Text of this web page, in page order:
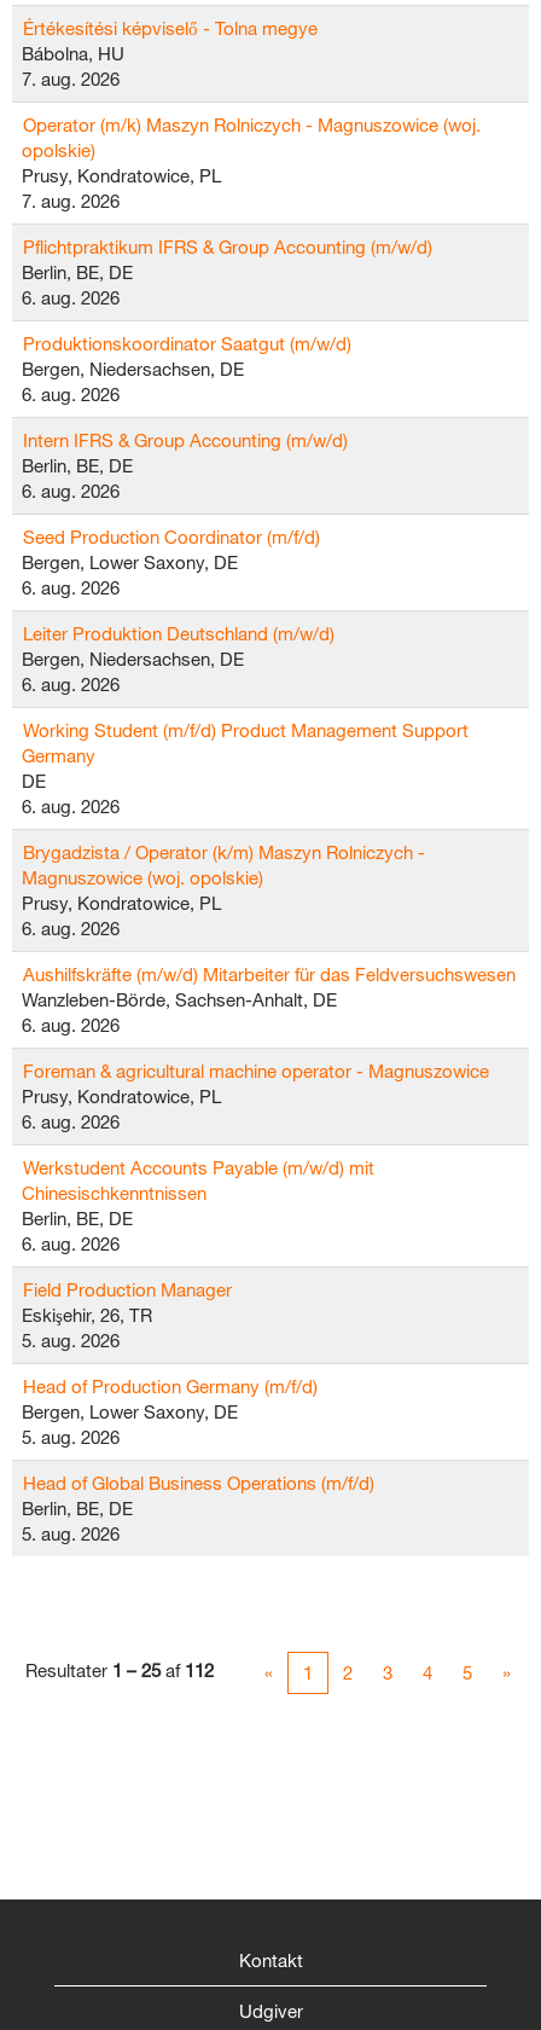
Értékesítési képviselő - Tolna megye
Bábolna, HU
7. aug. 2026
Operator (m/k) Maszyn Rolniczych - Magnuszowice (woj.
opolskie)
Prusy, Kondratowice, PL
7. aug. 2026
Pflichtpraktikum IFRS & Group Accounting (m/w/d)
Berlin, BE, DE
6. aug. 2026
Produktionskoordinator Saatgut (m/w/d)
Bergen, Niedersachsen, DE
6. aug. 2026
Intern IFRS & Group Accounting (m/w/d)
Berlin, BE, DE
6. aug. 2026
Seed Production Coordinator (m/f/d)
Bergen, Lower Saxony, DE
6. aug. 2026
Leiter Produktion Deutschland (m/w/d)
Bergen, Niedersachsen, DE
6. aug. 2026
Working Student (m/f/d) Product Management Support
Germany
DE
6. aug. 2026
Brygadzista / Operator (k/m) Maszyn Rolniczych -
Magnuszowice (woj. opolskie)
Prusy, Kondratowice, PL
6. aug. 2026
Aushilfskräfte (m/w/d) Mitarbeiter für das Feldversuchswesen
Wanzleben-Börde, Sachsen-Anhalt, DE
6. aug. 2026
Foreman & agricultural machine operator - Magnuszowice
Prusy, Kondratowice, PL
6. aug. 2026
Werkstudent Accounts Payable (m/w/d) mit
Chinesischkenntnissen
Berlin, BE, DE
6. aug. 2026
Field Production Manager
Eskişehir, 26, TR
5. aug. 2026
Head of Production Germany (m/f/d)
Bergen, Lower Saxony, DE
5. aug. 2026
Head of Global Business Operations (m/f/d)
Berlin, BE, DE
5. aug. 2026
Resultater 1 – 25af 112 « 1 2 3 4 5 »
Kontakt
Udgiver